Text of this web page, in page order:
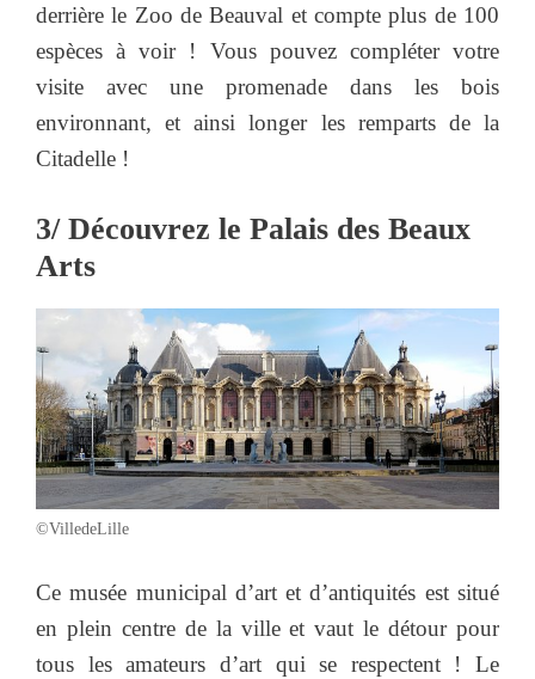
derrière le Zoo de Beauval et compte plus de 100
espèces à voir ! Vous pouvez compléter votre
visite avec une promenade dans les bois
environnant, et ainsi longer les remparts de la
Citadelle !
3/ Découvrez le Palais des Beaux
Arts
©VilledeLille
Ce musée municipal d’art et d’antiquités est situé
en plein centre de la ville et vaut le détour pour
tous les amateurs d’art qui se respectent ! Le